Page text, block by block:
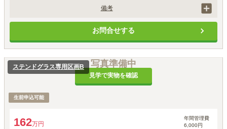
備考
永代供養付き・納骨制限なし(無期限)・将来の墓じまい費用込み
お問合せする
写真準備中
見学で実物を確認
ステンドグラス専用区画B
生前申込可能
162万円
年間管理費
6,000円